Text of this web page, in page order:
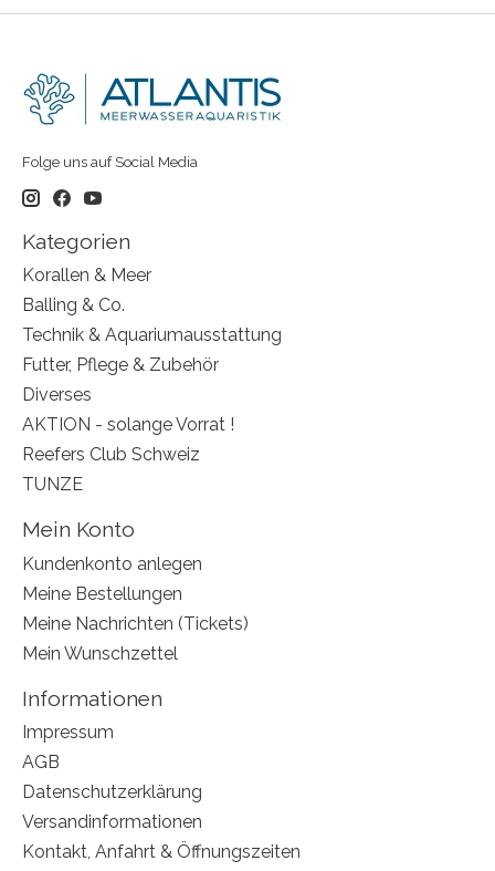
Folge uns auf Social Media
Kategorien
Korallen & Meer
Balling & Co.
Technik & Aquariumausstattung
Futter, Pflege & Zubehör
Diverses
AKTION - solange Vorrat !
Reefers Club Schweiz
TUNZE
Mein Konto
Kundenkonto anlegen
Meine Bestellungen
Meine Nachrichten (Tickets)
Mein Wunschzettel
Informationen
Impressum
AGB
Datenschutzerklärung
Versandinformationen
Kontakt, Anfahrt & Öffnungszeiten